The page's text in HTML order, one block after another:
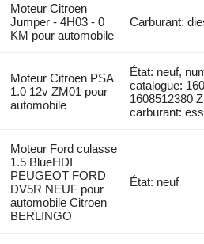
Moteur Citroen
Jumper - 4H03 - 0
KM pour automobile
Carburant:
Moteur Citroen PSA
1.0 12v ZM01 pour
automobile
État: neuf,
catalogue:
1608512380
carburant:
Moteur Ford culasse
1.5 BlueHDI
PEUGEOT FORD
DV5R NEUF pour
automobile Citroen
BERLINGO
État: neuf